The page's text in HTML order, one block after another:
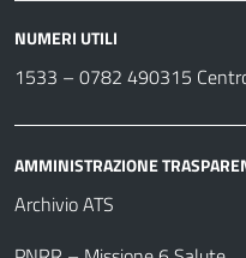
NUMERI UTILI
1533 – 0782 490315
AMMINISTRAZIONE
Archivio ATS